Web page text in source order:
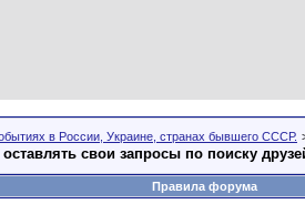
в России, Украине, странах бывшего СССР.
свои запросы по поиску
Правила форума